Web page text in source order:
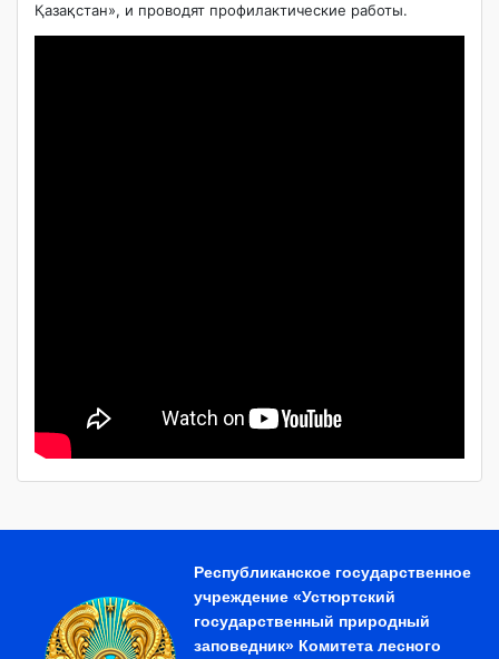
Қазақстан», и проводят профилактические работы.
Республиканское государственное
учреждение «Устюртский
государственный природный
заповедник» Комитета лесного